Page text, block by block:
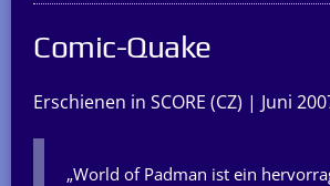
Comic-Quake
Erschienen in SCORE (CZ) | Juni
„World of Padman ist ein